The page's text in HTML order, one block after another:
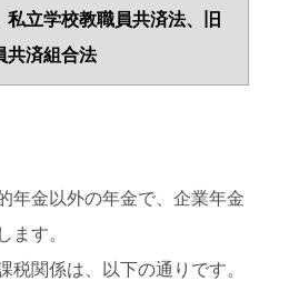
私立学校教職員共済法、旧
共済組合法
年金以外の年金で、企業年金
ます。
税関係は、以下の通りです。